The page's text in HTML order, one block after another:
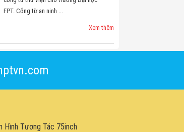
FPT. Cổng từ an ninh ...
Xem thêm
Hình Tương Tác 75inch